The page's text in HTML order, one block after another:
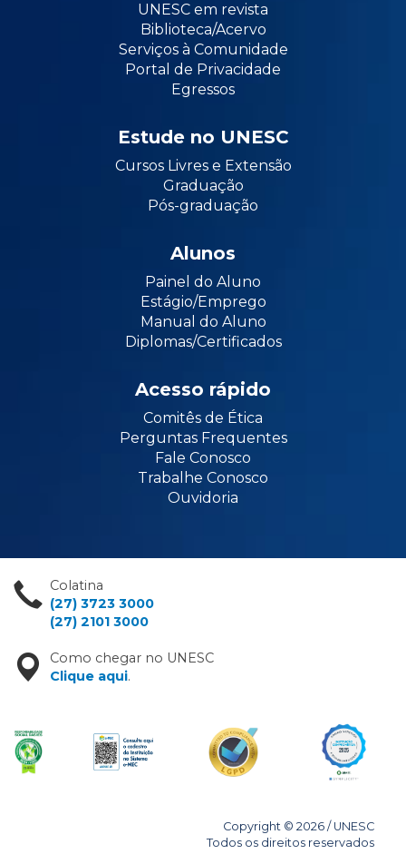
UNESC em revista
Biblioteca/Acervo
Serviços à Comunidade
Portal de Privacidade
Egressos
Estude no UNESC
Cursos Livres e Extensão
Graduação
Pós-graduação
Alunos
Painel do Aluno
Estágio/Emprego
Manual do Aluno
Diplomas/Certificados
Acesso rápido
Comitês de Ética
Perguntas Frequentes
Fale Conosco
Trabalhe Conosco
Ouvidoria
Colatina
(27) 3723 3000
(27) 2101 3000
Como chegar no UNESC
Clique aqui.
Copyright © 2026 / UNESC
Todos os direitos reservados